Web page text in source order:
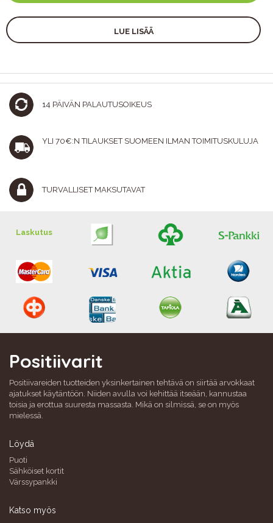
LUE LISÄÄ
14 PÄIVÄN PALAUTUSOIKEUS
YLI 70€:N TILAUKSET SUOMEEN ILMAN TOIMITUSKULUJA
TURVALLISET MAKSUTAVAT
Laskutus
Positiivarit
Positiivareiden tuotteiden yksinkertainen tehtävä on siirtää arvokkaat
ajatukset käytäntöön. Niiden avulla voi kehittää itseään, kannustaa
toisia ja erottua suuresta massasta. Mikä on silmissä, se on myös
mielessä.
Löydä
Puoti
Sähköiset kortit
Värssypankki
Katso myös